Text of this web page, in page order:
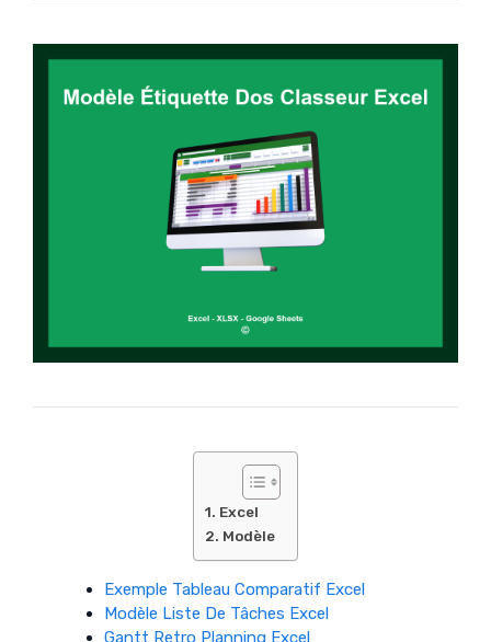
Excel
Modèle
Exemple Tableau Comparatif Excel
Modèle Liste De Tâches Excel
Gantt Retro Planning Excel